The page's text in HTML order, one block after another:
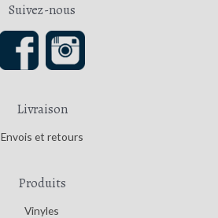
Suivez-nous
Livraison
Envois et retours
Produits
Vinyles